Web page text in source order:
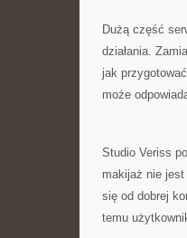
Dużą część
działania.
jak
może
Studio Veriss
makijaż nie
się od dobrej
temu